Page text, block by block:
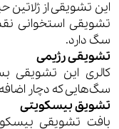
این تشویقی از ژلاتین
تشویقی استخوانی
سگ دارد.
تشویقی رژیمی
کالری این تشویقی
سگ‌هایی که دچار
تشویق بیسکویتی
بافت تشویقی